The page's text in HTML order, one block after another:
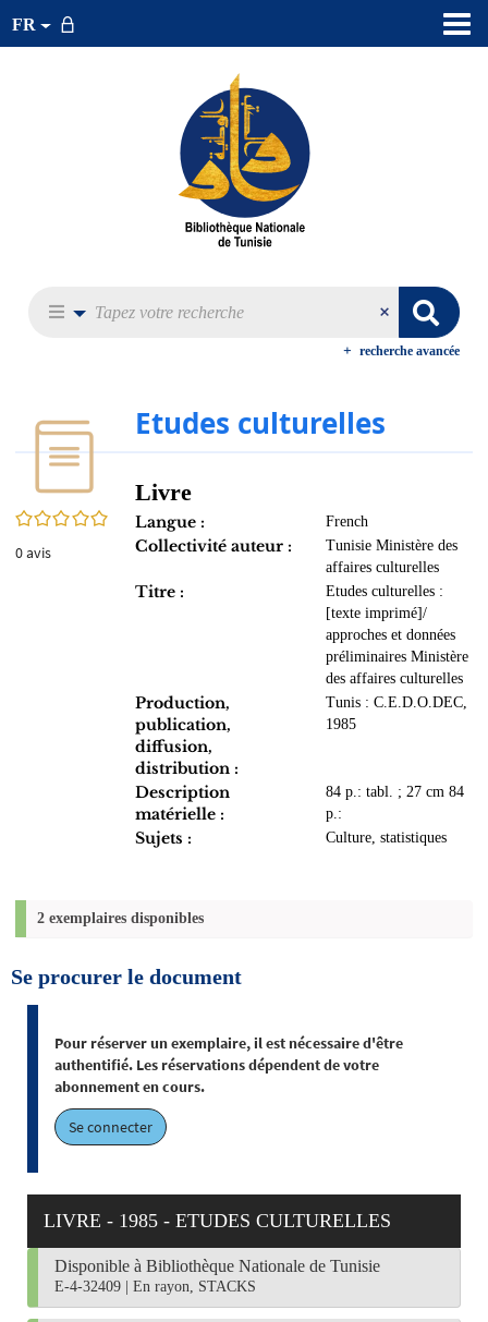
FR
recherche avancée
0/5
0avis
Etudes culturelles
Livre
Langue : French
Collectivité auteur :
Tunisie Ministère des
affaires culturelles
Titre :
Etudes culturelles :
[texte imprimé]/
approches et données
préliminaires Ministère
des affaires culturelles
Production,
publication,
diffusion,
distribution :
Tunis : C.E.D.O.DEC,
1985
Description
matérielle :
84 p.: tabl. ; 27 cm 84
p.:
Sujets : Culture, statistiques
2 exemplaires disponibles
Se procurer le document
Pour réserver un exemplaire, il est nécessaire d'être
authentifié. Les réservations dépendent de votre
abonnement en cours.
Se connecter
LIVRE - 1985 - ETUDES CULTURELLES
Disponible à Bibliothèque Nationale de Tunisie
E-4-32409 En rayon, STACKS